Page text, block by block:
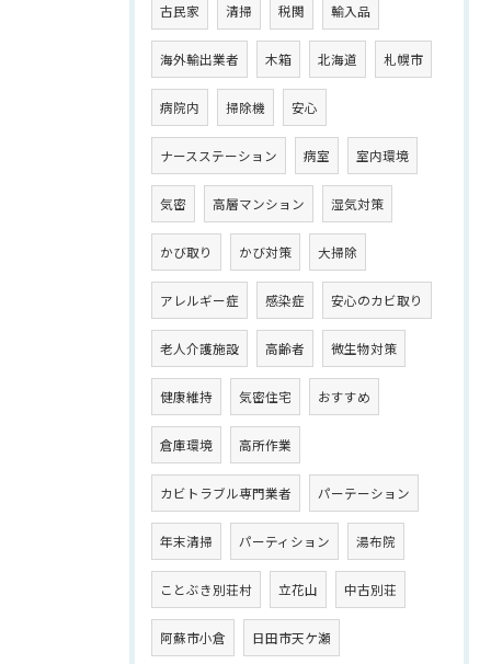
古民家 清掃 税関 輸入品
海外輸出業者 木箱 北海道 札幌市
病院内 掃除機 安心
ナースステーション 病室 室内環境
気密 高層マンション 湿気対策
かび取り かび対策 大掃除
アレルギー症 感染症 安心のカビ取り
老人介護施設 高齢者 微生物対策
健康維持 気密住宅 おすすめ
倉庫環境 高所作業
カビトラブル専門業者 パーテーション
年末清掃 パーティション 湯布院
ことぶき別荘村 立花山 中古別荘
阿蘇市小倉 日田市天ケ瀬